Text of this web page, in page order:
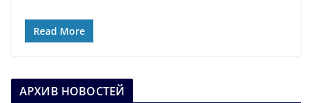
Read More
АРХИВ НОВОСТЕЙ